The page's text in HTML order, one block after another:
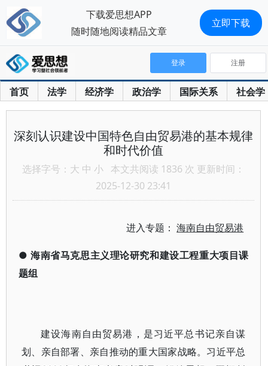
首页 法学 经济学 政治学 国际关系 社会学
登录 注册
深刻认识建设中国特色自由贸易港的基本规律
和时代价值
选择字号： 大 中 小 本文共阅读 1836 次 更新时间：
2025-12-30 23:41
进入专题：海南自由贸易港
●海南省马克思主义理论研究和建设工程重大项目课
题组
建设海南自由贸易港，是习近平总书记亲自谋
划、亲自部署、亲自推动的重大国家战略。习近平总
下载爱思想APP
随时随地阅读精品文章
立即下载